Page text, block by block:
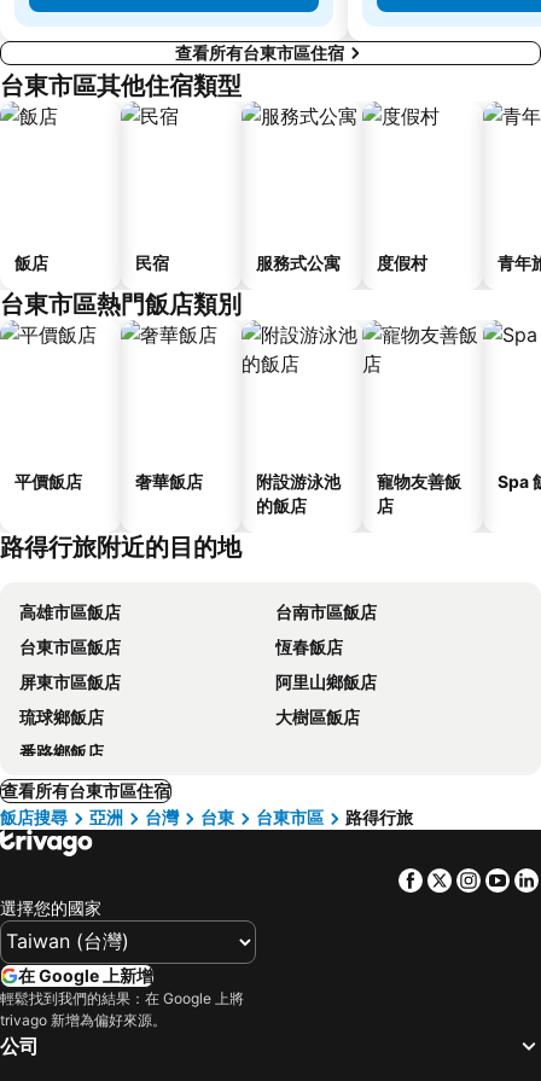
查看所有台東市區住宿
台東市區其他住宿類型
飯店 民宿 服務式公寓 度假村 青年
台東市區熱門飯店類別
平價飯店 奢華飯店
附設游泳池
的飯店
寵物友善飯
店
Spa
路得行旅附近的目的地
高雄市區飯店
台南市區飯店
台東市區飯店
恆春飯店
屏東市區飯店
阿里山鄉飯店
琉球鄉飯店
大樹區飯店
番路鄉飯店
查看所有台東市區住宿
飯店搜尋
亞洲 台灣 台東 台東市區 路得行旅
Facebook
Twitter
選擇您的國家
在 Google 上新增
輕鬆找到我們的結果：在 Google 上將
trivago 新增為偏好來源。
公司